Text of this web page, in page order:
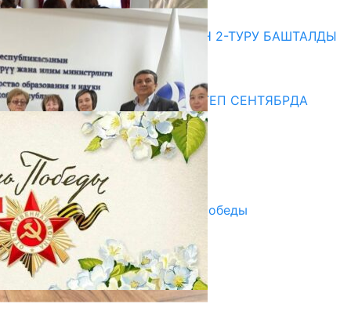
20.07.2026
ЖОЖДОРГО КАБЫЛ АЛУУНУН 2-ТУРУ БАШТАЛДЫ
20.07.2026
Медиа
СУЗАКТА 750 ОРУНДУУ МЕКТЕП СЕНТЯБРДА
ПАЙДАЛАНУУГА БЕРИЛЕТ
07.08.2025
Улуу Жеңиштин жандуу сөзү
29.04.2025
Награды в преддверии Дня Победы
29.04.2025